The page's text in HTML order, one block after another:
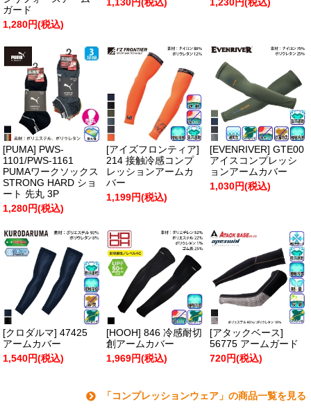
ガード
1,280円(税込)
1,130円(税込)
1,230円(税込)
[PUMA] PWS-
1101/PWS-1161
PUMAワークソックス
STRONG HARD ショ
ート 先丸 3P
1,280円(税込)
[アイズフロンティア]
214 接触冷感コンプ
レッションアームカ
バー
1,199円(税込)
[EVENRIVER] GTE00
アイスコンプレッシ
ョンアームカバー
1,030円(税込)
[クロダルマ] 47425
アームカバー
1,540円(税込)
[HOOH] 846 冷感耐切
創アームカバー
1,969円(税込)
[アタックベース]
56775 アームガード
720円(税込)
「コンプレッションウェア」の商品一覧を見る